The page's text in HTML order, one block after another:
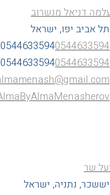
יוליה קים
דרך הציונות 46, אריאל
05081079110508107911
05081079110508107911
עלמה דניאל מנשרוב